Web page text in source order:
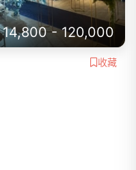
14,800 - 120,000
收藏